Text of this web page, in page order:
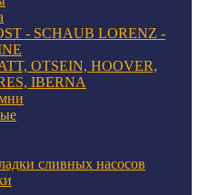
- SCHAUB LORENZ -
OTSEIN, HOOVER,
IBERNA
сливных насосов